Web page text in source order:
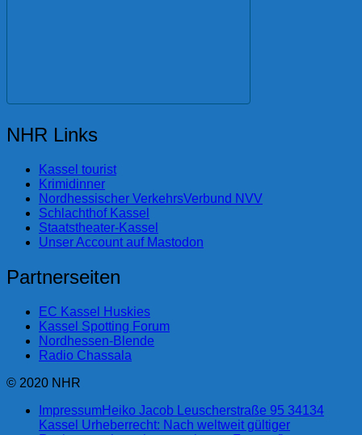
NHR Links
Kassel tourist
Krimidinner
Nordhessischer VerkehrsVerbund NVV
Schlachthof Kassel
Staatstheater-Kassel
Unser Account auf Mastodon
Partnerseiten
EC Kassel Huskies
Kassel Spotting Forum
Nordhessen-Blende
Radio Chassala
© 2020 NHR
ImpressumHeiko Jacob Leuscherstraße 95 34134
Kassel Urheberrecht: Nach weltweit gültiger